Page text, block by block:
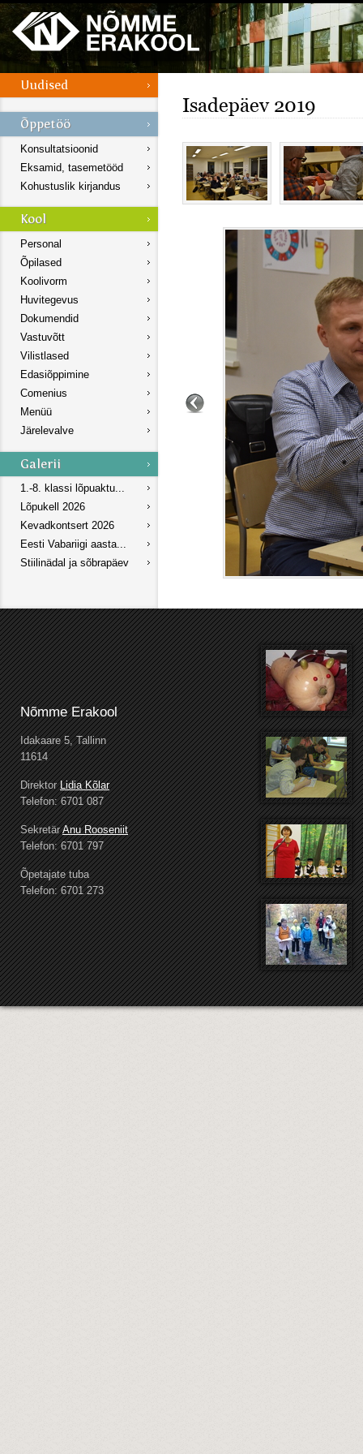
Konsultatsioonid
Eksamid, tasemetööd
Kohustuslik kirjandus
Personal
Õpilased
Koolivorm
Huvitegevus
Dokumendid
Vastuvõtt
Vilistlased
Edasiõppimine
Comenius
Menüü
Järelevalve
1.-8. klassi lõpuaktu...
Lõpukell 2026
Kevadkontsert 2026
Eesti Vabariigi aasta...
Stiilinädal ja sõbrapäev
Isadepäev 2019
Nõmme Erakool
Idakaare 5, Tallinn
11614
DirektorLidia Kõlar
Telefon: 6701 087
SekretärAnu Rooseniit
Telefon: 6701 797
Õpetajate tuba
Telefon: 6701 273